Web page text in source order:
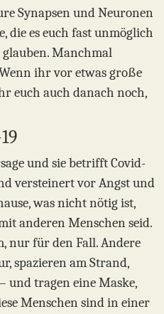
Synapsen und Neuronen
die es euch fast unmöglich
glauben. Manchmal
ihr vor etwas große
euch auch danach noch,
und sie betrifft Covid-
versteinert vor Angst und
was nicht nötig ist,
anderen Menschen seid.
nur für den Fall. Andere
spazieren am Strand,
und tragen eine Maske,
Menschen sind in einer